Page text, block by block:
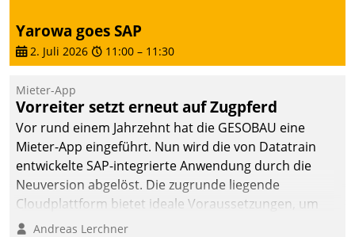
Yarowa goes SAP
2. Juli 2026 11:00 – 11:30
Mieter-App
Vorreiter setzt erneut auf Zugpferd
Vor rund einem Jahrzehnt hat die GESOBAU eine
Mieter-App eingeführt. Nun wird die von Datatrain
entwickelte SAP-integrierte Anwendung durch die
Neuversion abgelöst. Die zugrunde liegende
Cloudplattform bietet ideale Voraussetzungen, um
die Funktionalität der App zu erweitern und weitere
Andreas Lerchner